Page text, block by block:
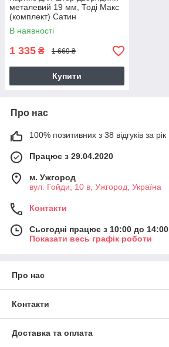
металевий 19 мм, Тоді Макс
(комплект) Сатин
В наявності
1 335 ₴ 1 669 ₴
Купити
Про нас
100% позитивних з 38 відгуків за рік
Працює з 29.04.2020
м. Ужгород
вул. Гойди, 10 в, Ужгород, Україна
Контакти
Сьогодні працює з 10:00 до 14:00
Показати весь графік роботи
Про нас
Контакти
Доставка та оплата